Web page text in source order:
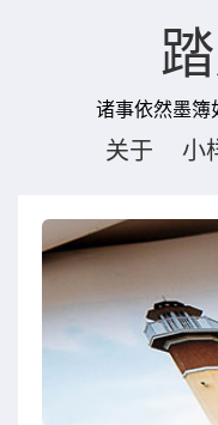
诸事依然墨簿
关于 小